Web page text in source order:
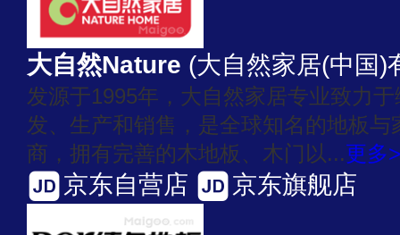
大自然Nature (大自然家居(中国)
发源于1995年，大自然家居专业致力
发、生产和销售，是全球知名的地板
商，拥有完善的木地板、木门以...更多
京东自营店 京东旗舰店